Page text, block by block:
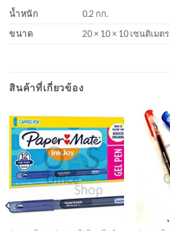
น้ำหนัก
0.2 กก.
ขนาด
20 × 10 × 10 เซนติเมตร
สินค้าที่เกี่ยวข้อง